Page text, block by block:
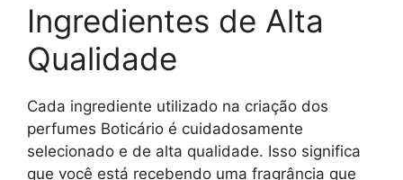
Ingredientes de Alta
Qualidade
Cada ingrediente utilizado na criação dos
perfumes Boticário é cuidadosamente
selecionado e de alta qualidade. Isso significa
que você está recebendo uma fragrância que